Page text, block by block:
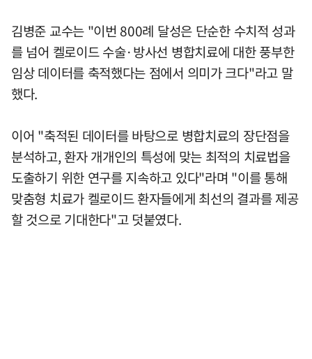
김병준 교수는 "이번 800례 달성은 단순한 수치적 성과
를 넘어 켈로이드 수술·방사선 병합치료에 대한 풍부한
임상 데이터를 축적했다는 점에서 의미가 크다"라고 말
했다.
이어 "축적된 데이터를 바탕으로 병합치료의 장단점을
분석하고, 환자 개개인의 특성에 맞는 최적의 치료법을
도출하기 위한 연구를 지속하고 있다"라며 "이를 통해
맞춤형 치료가 켈로이드 환자들에게 최선의 결과를 제공
할 것으로 기대한다"고 덧붙였다.